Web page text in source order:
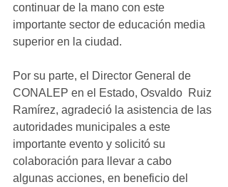
continuar de la mano con este
importante sector de educación media
superior en la ciudad.
Por su parte, el Director General de
CONALEP en el Estado, Osvaldo  Ruiz
Ramírez, agradeció la asistencia de las
autoridades municipales a este
importante evento y solicitó su
colaboración para llevar a cabo
algunas acciones, en beneficio del